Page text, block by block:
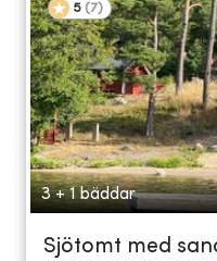
5 (7)
3 + 1 bäddar
Sjötomt med